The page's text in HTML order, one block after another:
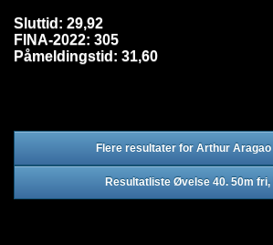
Sluttid: 29,92
FINA-2022: 305
Påmeldingstid: 31,60
Flere resultater for Arthur
Resultatliste Øvelse 40. 50m